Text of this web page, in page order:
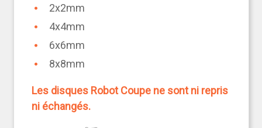
2x2mm
4x4mm
6x6mm
8x8mm
Les disques Robot Coupe ne sont ni repris
ni échangés.